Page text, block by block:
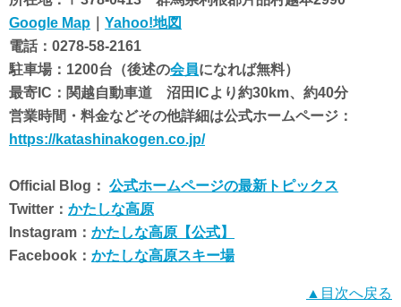
Google Map
Yahoo!地図
電話：0278-58-2161
駐車場：1200台（後述の会員になれば無料）
最寄IC：関越自動車道 沼田ICより約30km、約40分
営業時間・料金などその他詳細は公式ホームページ：
https://katashinakogen.co.jp/
Official Blog： 公式ホームページの最新トピックス
Twitter： かたしな高原
Instagram： かたしな高原【公式】
Facebook： かたしな高原スキー場
▲目次へ戻る